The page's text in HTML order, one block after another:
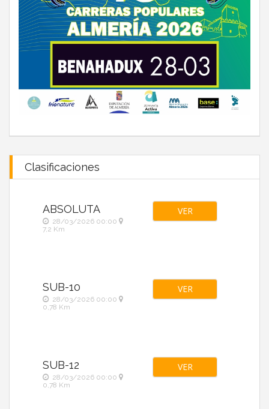
Clasificaciones
ABSOLUTA
28/03/2026 00:00
7,2 Km
VER
SUB-10
28/03/2026 00:00
0,78 Km
VER
SUB-12
28/03/2026 00:00
0,78 Km
VER